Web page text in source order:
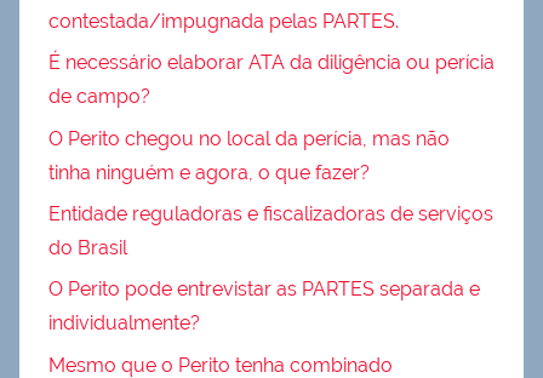
contestada/impugnada pelas PARTES.
É necessário elaborar ATA da diligência ou perícia
de campo?
O Perito chegou no local da perícia, mas não
tinha ninguém e agora, o que fazer?
Entidade reguladoras e fiscalizadoras de serviços
do Brasil
O Perito pode entrevistar as PARTES separada e
individualmente?
Mesmo que o Perito tenha combinado